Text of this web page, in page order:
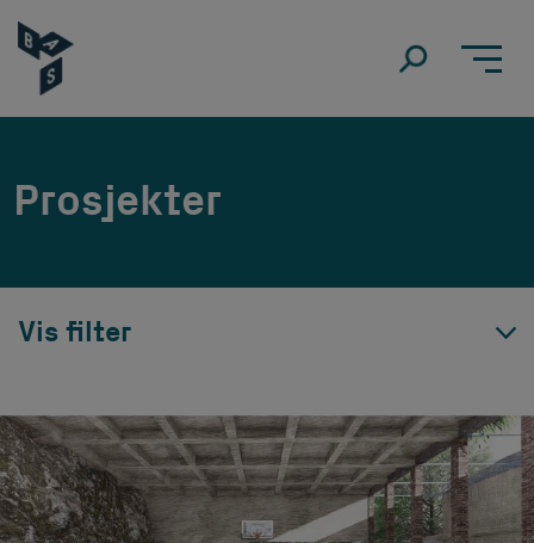
Prosjekter
Vis filter